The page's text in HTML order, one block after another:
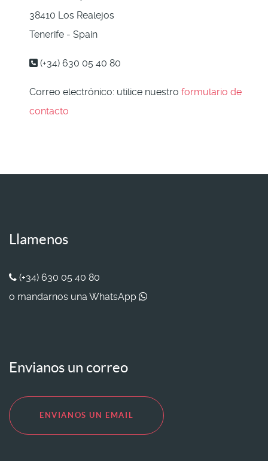
38410 Los Realejos
Tenerife - Spain
(+34) 630 05 40 80
Correo electrónico: utilice nuestro formulario de
contacto
Llamenos
(+34) 630 05 40 80
o mandarnos una WhatsApp
Envianos un correo
ENVIANOS UN EMAIL